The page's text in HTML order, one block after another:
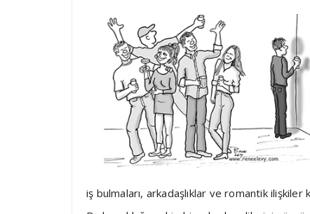
iş bulmaları, arkadaşlıklar ve romantik ilişkiler